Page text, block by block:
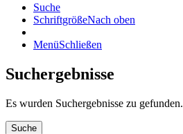
Suche
SchriftgrößeNach oben
MenüSchließen
Suchergebnisse
Es wurden Suchergebnisse zu gefunden.
Suche